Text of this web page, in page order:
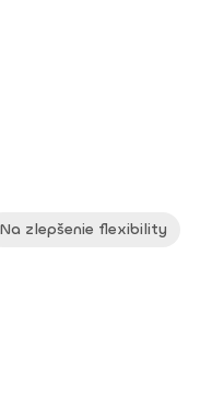
Na zlepšenie flexibility